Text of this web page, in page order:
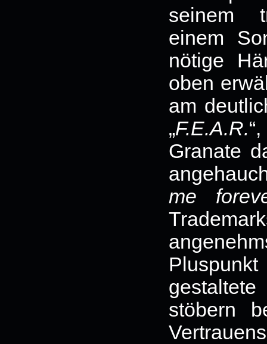
seinem
einem
nötige
oben
am
„F.E.A.R.
Granate
me
stöbern